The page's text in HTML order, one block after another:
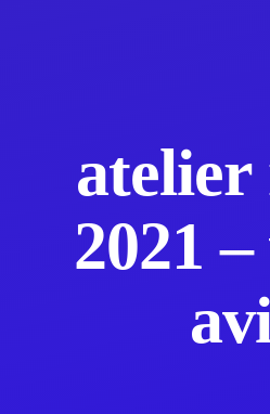
atelier
2021